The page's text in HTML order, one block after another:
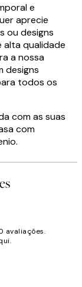
e
aprecie
ou designs
alta qualidade
a nossa
designs
todos os
com as suas
com
avaliações.